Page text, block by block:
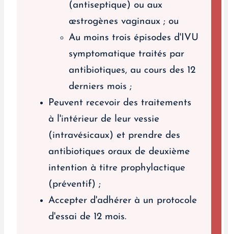
(antiseptique) ou aux
œstrogènes vaginaux ; ou
Au moins trois épisodes d'IVU
symptomatique traités par
antibiotiques, au cours des 12
derniers mois ;
Peuvent recevoir des traitements
à l'intérieur de leur vessie
(intravésicaux) et prendre des
antibiotiques oraux de deuxième
intention à titre prophylactique
(préventif) ;
Accepter d'adhérer à un protocole
d'essai de 12 mois.